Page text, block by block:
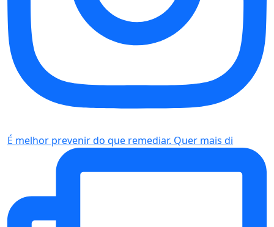
É melhor prevenir do que remediar. Quer mais di